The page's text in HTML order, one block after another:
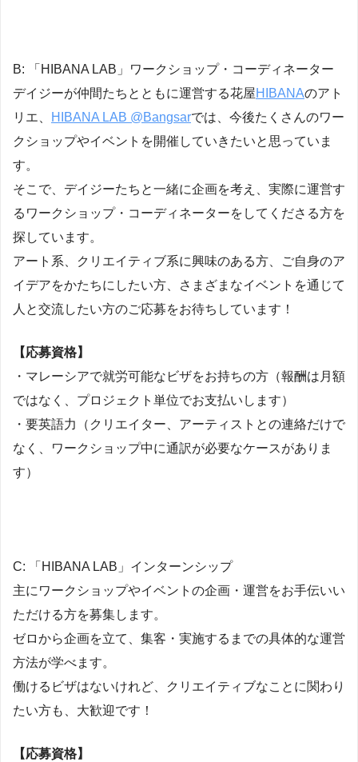
B: 「HIBANA LAB」ワークショップ・コーディネーター
デイジーが仲間たちとともに運営する花屋HIBANAのアト
リエ、
HIBANA LAB @Bangsarでは、今後たくさんのワー
クショップやイベントを開催していきたいと思っていま
す。
そこで、デイジーたちと一緒に企画を考え、実際に運営す
るワークショップ・コーディネーターをしてくださる方を
探しています。
アート系、クリエイティブ系に興味のある方、ご自身のア
イデアをかたちにしたい方、さまざまなイベントを通じて
人と交流したい方のご応募をお待ちしています！
【応募資格】
・マレーシアで就労可能なビザをお持ちの方（報酬は月額
ではなく、プロジェクト単位でお支払いします）
・要英語力（クリエイター、アーティストとの連絡だけで
なく、ワークショップ中に通訳が必要なケースがありま
す）
C: 「HIBANA LAB」インターンシップ
主にワークショップやイベントの企画・運営をお手伝いい
ただける方を募集します。
ゼロから企画を立て、集客・実施するまでの具体的な運営
方法が学べます。
働けるビザはないけれど、クリエイティブなことに関わり
たい方も、大歓迎です！
【応募資格】